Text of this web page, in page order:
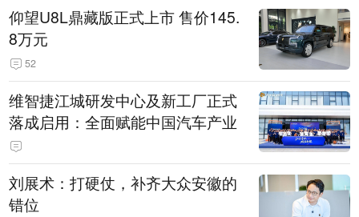
仰望U8L鼎藏版正式上市 售价145.
8万元
52
维智捷江城研发中心及新工厂正式
落成启用：全面赋能中国汽车产业
刘展术：打硬仗，补齐大众安徽的
错位